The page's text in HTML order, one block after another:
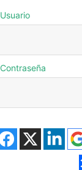
Usuario
Contraseña